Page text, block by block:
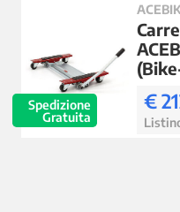
Spedizione
Gratuita
€